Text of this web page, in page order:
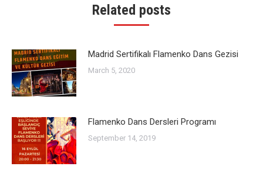
Related posts
Madrid Sertifikalı Flamenko Dans Gezisi
March 5, 2020
Flamenko Dans Dersleri Programı
September 14, 2019